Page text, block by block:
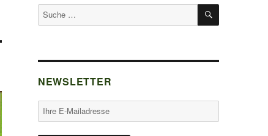
Suche
nach:
SUCHEN
NEWSLETTER